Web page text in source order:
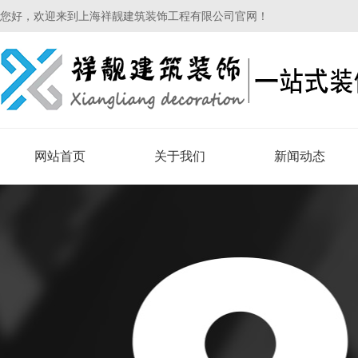
您好，欢迎来到上海祥靓建筑装饰工程有限公司官网！
网站首页 关于我们 新闻动态